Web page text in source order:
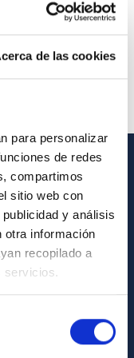
de las cookies
para personalizar
de redes
compartimos
sitio web con
y análisis
otra información
recopilado a
servicios.